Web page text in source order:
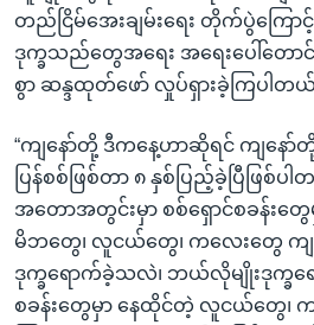
တည်ငြိမ်အေးချမ်းရေး တိုက်ပွဲကြေ
ဒုက္ခသည်တွေအရေး အရေးပေါ်တောင်
စွာ ဆန္ဒထုတ်ဖော် လှုပ်ရှားခဲ့ကြပါတယ်
“ကျနော်တို့ ဒီကနေ့ဟာဆိုရင် ကျနော်
ပြန်စစ်ဖြစ်တာ ၈ နှစ်ပြည့်ခဲ့ပြီဖြစ်
အတောအတွင်းမှာ စစ်ရှောင်စခန်းတွ
မိဘတွေ၊ လူငယ်တွေ၊ ကလေးတွေ က
ဒုက္ခရောက်ခဲ့သလဲ၊ ဘယ်လိုမျိုးဒုက္ခရ
စခန်းတွေမှာ နေထိုင်တဲ့ လူငယ်တွေ၊